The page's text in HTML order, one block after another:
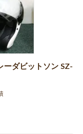
ーダビットソン SZ-